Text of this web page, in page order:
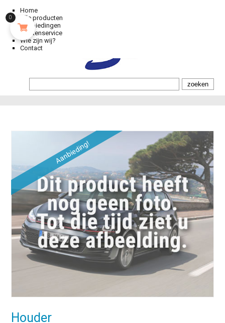
Home
Alle producten
Aanbiedingen
Klantenservice
Wie zijn wij?
Contact
Aanbieding!
Houder
0